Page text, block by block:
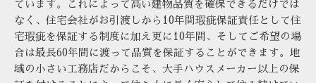
ています。
これによって高い建物品質を確保できるだけでは
なく、住宅会社がお引渡しから 10年間瑕疵保証責任として住
宅瑕疵を保証する制度に加え 更に 10年間、そしてご希望の場
合は最長60年間に渡って品質を保証することができます。 地
域の小さい工務店だからこそ、大手ハウスメーカー以上の保